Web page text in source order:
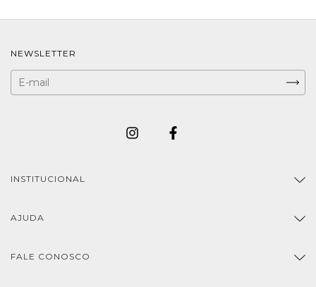
NEWSLETTER
INSTITUCIONAL
AJUDA
FALE CONOSCO